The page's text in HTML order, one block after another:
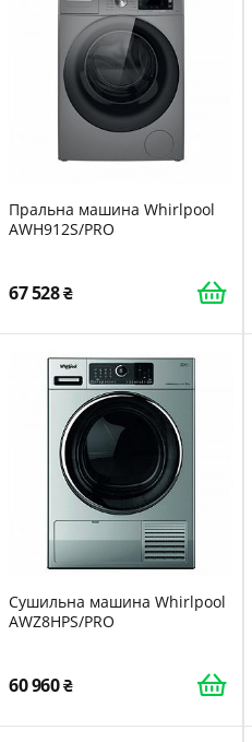
Пральна машина Whirlpool
AWH912S/PRO
67 528
Сушильна машина Whirlpool
AWZ8HPS/PRO
60 960